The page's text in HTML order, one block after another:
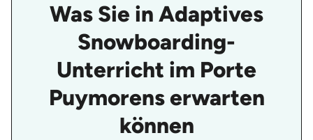
Was Sie in Adaptives
Snowboarding-
Unterricht im Porte
Puymorens erwarten
können